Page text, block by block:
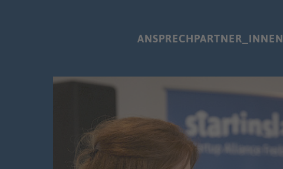
ANSPRECHPARTNER_INNEN